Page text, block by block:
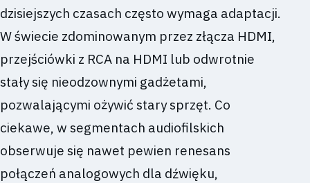
dzisiejszych czasach często wymaga adaptacji.
W świecie zdominowanym przez złącza HDMI,
przejściówki z RCA na HDMI lub odwrotnie
stały się nieodzownymi gadżetami,
pozwalającymi ożywić stary sprzęt. Co
ciekawe, w segmentach audiofilskich
obserwuje się nawet pewien renesans
połączeń analogowych dla dźwięku,